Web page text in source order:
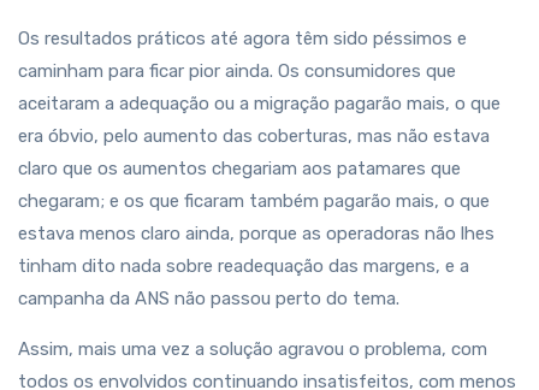
Os resultados práticos até agora têm sido péssimos e
caminham para ficar pior ainda. Os consumidores que
aceitaram a adequação ou a migração pagarão mais, o que
era óbvio, pelo aumento das coberturas, mas não estava
claro que os aumentos chegariam aos patamares que
chegaram; e os que ficaram também pagarão mais, o que
estava menos claro ainda, porque as operadoras não lhes
tinham dito nada sobre readequação das margens, e a
campanha da ANS não passou perto do tema.
Assim, mais uma vez a solução agravou o problema, com
todos os envolvidos continuando insatisfeitos, com menos